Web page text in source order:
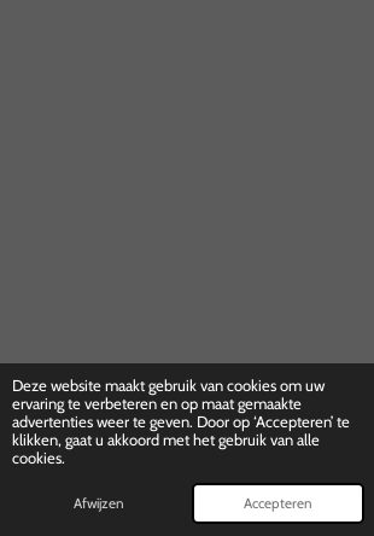
Deze website maakt gebruik van cookies om uw
ervaring te verbeteren en op maat gemaakte
advertenties weer te geven. Door op ‘Accepteren’ te
klikken, gaat u akkoord met het gebruik van alle
cookies.
Afwijzen Accepteren